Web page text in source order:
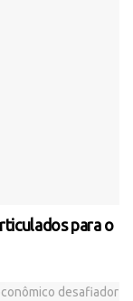
para o